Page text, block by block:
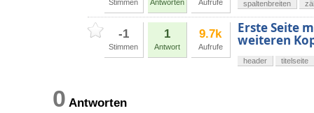
Stimmen Antworten Aufrufe spaltenbreiten
-1
Stimmen
1
Antwort
9.7k
Aufrufe
Erste Seite
weiteren
header titelseite
0 Antworten